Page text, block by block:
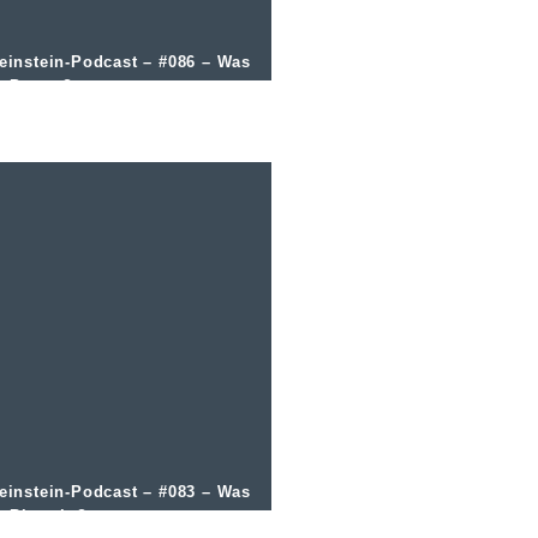
Podcast – #086 – Was
Petnat?
Podcast – #083 – Was
Biowein?